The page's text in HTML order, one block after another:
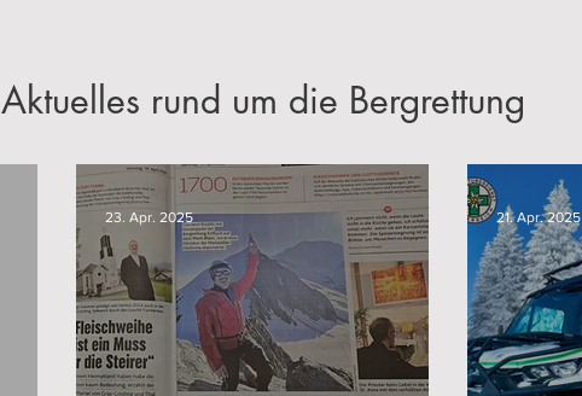
Aktuelles rund um die Bergrettung
23. Apr. 2025 21. Apr. 2025